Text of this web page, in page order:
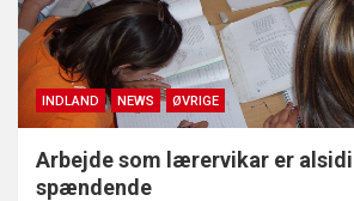
INDLAND NEWS ØVRIGE
Arbejde som lærervikar er
spændende